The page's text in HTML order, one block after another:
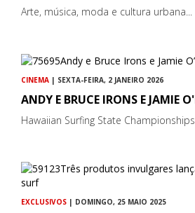
Arte, música, moda e cultura urbana...
CINEMA | SEXTA-FEIRA, 2 JANEIRO 2026
ANDY E BRUCE IRONS E JAMIE
Hawaiian Surfing State Championships
EXCLUSIVOS | DOMINGO, 25 MAIO 2025